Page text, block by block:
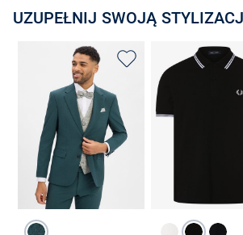
UZUPEŁNIJ SWOJĄ